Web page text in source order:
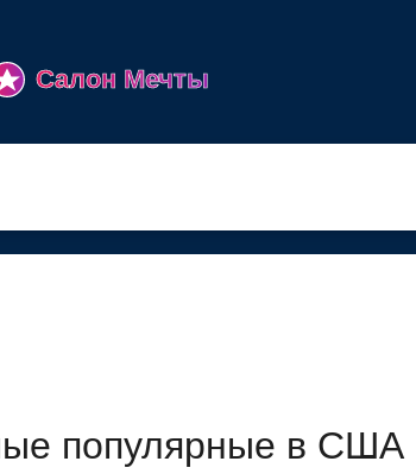
популярные в США